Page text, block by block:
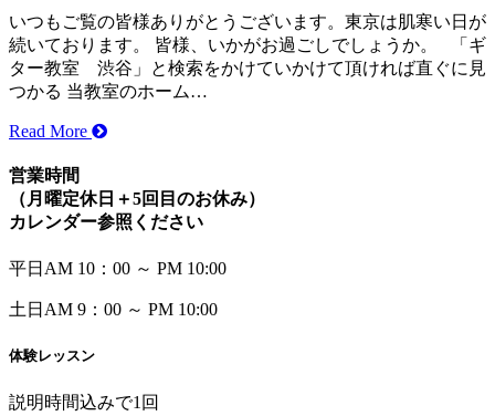
いつもご覧の皆様ありがとうございます。東京は肌寒い日が
続いております。 皆様、いかがお過ごしでしょうか。 「ギ
ター教室 渋谷」と検索をかけていかけて頂ければ直ぐに見
つかる 当教室のホーム…
Read More
営業時間
（月曜定休日＋5回目のお休み）
カレンダー参照ください
平日 AM 10：00 ～ PM 10:00
土日 AM 9：00 ～ PM 10:00
体験レッスン
説明時間込みで1回